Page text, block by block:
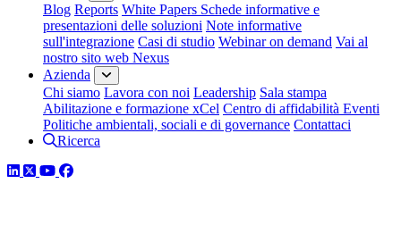
Blog Reports White Papers Schede informative e
presentazioni delle soluzioni Note informative
sull'integrazione Casi di studio Webinar on demand Vai al
nostro sito web Nexus
Azienda
Chi siamo Lavora con noi Leadership Sala stampa
Abilitazione e formazione xCel Centro di affidabilità Eventi
Politiche ambientali, sociali e di governance Contattaci
Ricerca
LinkedIn
TwitterYouTube
Facebook